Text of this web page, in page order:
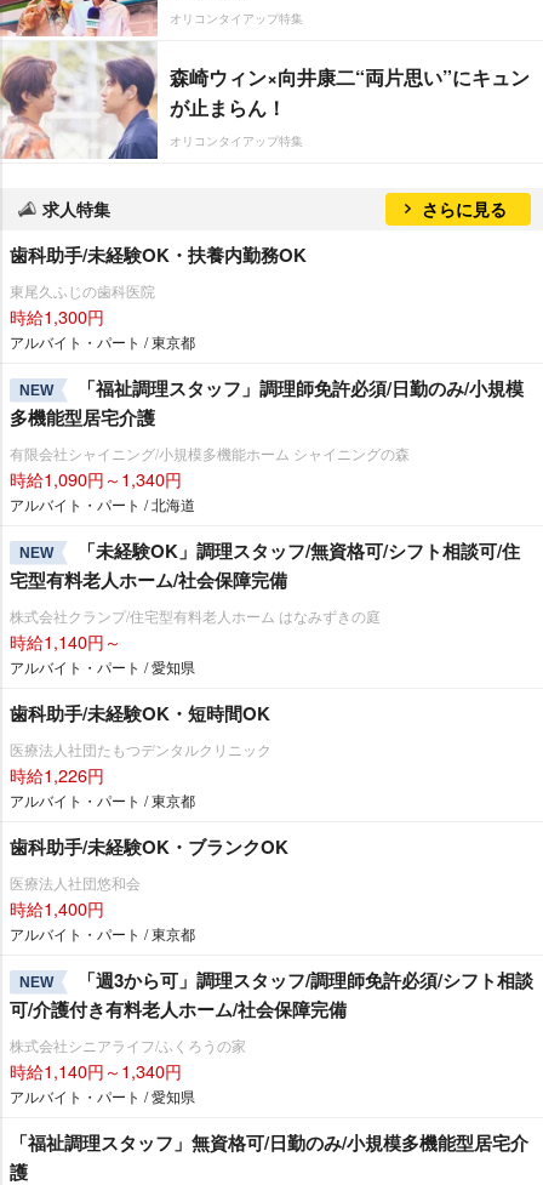
オリコンタイアップ特集
森崎ウィン×向井康二“両片思い”にキュン
が止まらん！
オリコンタイアップ特集
求人特集 さらに見る
歯科助手/未経験OK・扶養内勤務OK
東尾久ふじの歯科医院
時給1,300円
アルバイト・パート / 東京都
NEW
「福祉調理スタッフ」調理師免許必須/日勤のみ/小規模
多機能型居宅介護
有限会社シャイニング/小規模多機能ホーム シャイニングの森
時給1,090円～1,340円
アルバイト・パート / 北海道
NEW
「未経験OK」調理スタッフ/無資格可/シフト相談可/住
宅型有料老人ホーム/社会保障完備
株式会社クランプ/住宅型有料老人ホーム はなみずきの庭
時給1,140円～
アルバイト・パート / 愛知県
歯科助手/未経験OK・短時間OK
医療法人社団たもつデンタルクリニック
時給1,226円
アルバイト・パート / 東京都
歯科助手/未経験OK・ブランクOK
医療法人社団悠和会
時給1,400円
アルバイト・パート / 東京都
NEW
「週3から可」調理スタッフ/調理師免許必須/シフト相談
可/介護付き有料老人ホーム/社会保障完備
株式会社シニアライフ/ふくろうの家
時給1,140円～1,340円
アルバイト・パート / 愛知県
「福祉調理スタッフ」無資格可/日勤のみ/小規模多機能型居宅介
護